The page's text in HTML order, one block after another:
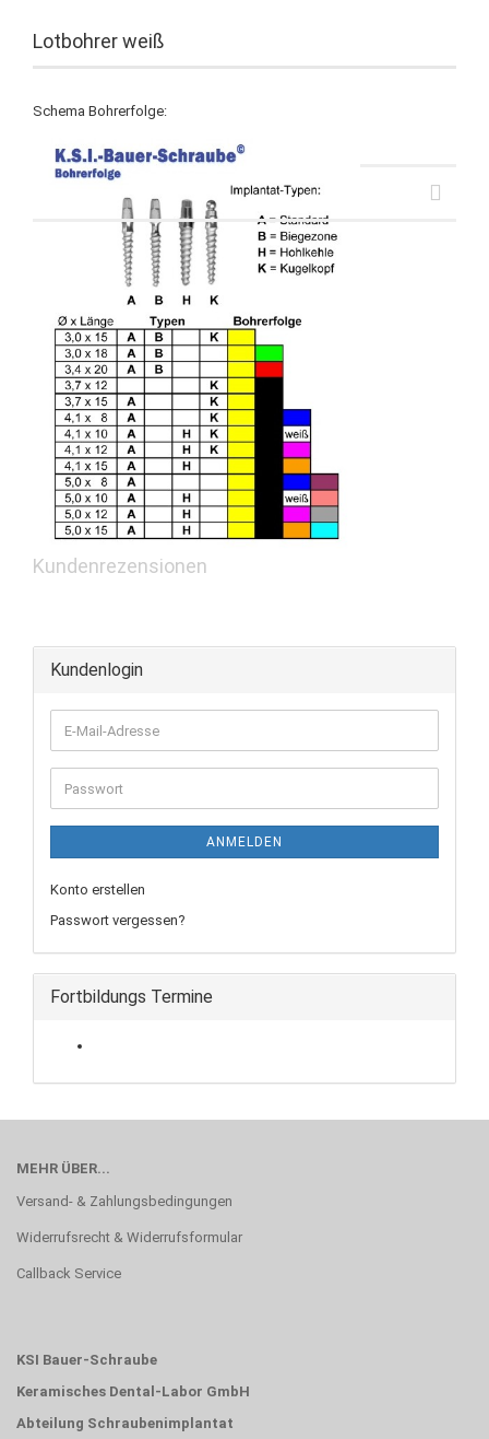
Lotbohrer weiß
Schema Bohrerfolge:
Kundenrezensionen
Kundenlogin
E-
Mail-
Adresse
Passwort
ANMELDEN
Konto erstellen
Passwort vergessen?
Fortbildungs Termine
MEHR ÜBER...
Versand- & Zahlungsbedingungen
Widerrufsrecht & Widerrufsformular
Callback Service
KSI Bauer-Schraube
Keramisches Dental-Labor GmbH
Abteilung Schraubenimplantat